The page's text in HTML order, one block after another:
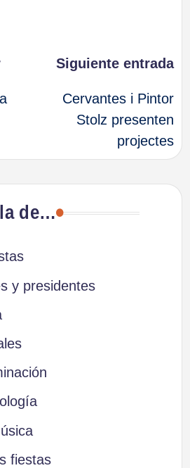
Siguiente entrada
Cervantes i Pintor
Stolz presenten
projectes
de…
y presidentes
fiestas